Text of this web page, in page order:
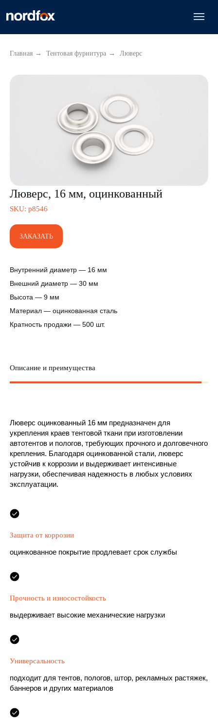
Главная → Тентовая фурнитура → Люверс
Люверс, 16 мм, оцинкованный
SKU: р8546
ЗАКАЗАТЬ
Внутренний диаметр — 16 мм
Внешний диаметр — 30 мм
Высота — 9 мм
Материал — оцинкованная сталь
Кратность продажи — 500 шт.
Описание и преимущества
Люверс оцинкованный 16 мм предназначен для
укрепления краев тентовой ткани при изготовлении
автотентов и пологов, требующих прочного и долговечного
крепления. Благодаря оцинкованной стали, люверс
устойчив к коррозии и выдерживает интенсивные
нагрузки, обеспечивая надежность в любых условиях
эксплуатации.
Защита от коррозии
оцинкованное покрытие продлевает срок службы
Прочность и износостойкость
выдерживает высокие механические нагрузки
Универсальность
подходит для тентов, пологов, штор, рекламных растяжек,
баннеров и других материалов